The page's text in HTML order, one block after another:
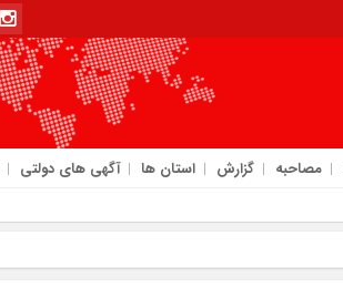
مصاحبه گزارش استان ها آگهی های دولتی